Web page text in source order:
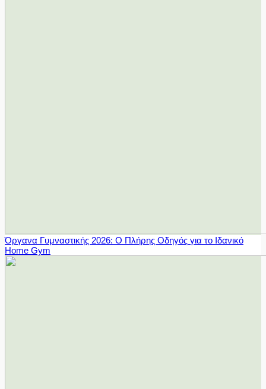
Όργανα Γυμναστικής 2026: Ο Πλήρης Οδηγός για το Ιδανικό
Home Gym